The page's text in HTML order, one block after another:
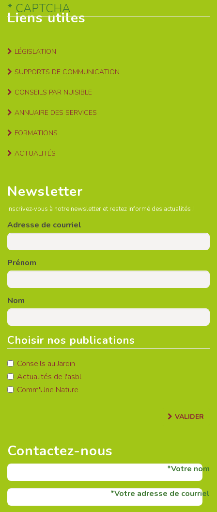
Liens utiles
LÉGISLATION
SUPPORTS DE COMMUNICATION
CONSEILS PAR NUISIBLE
ANNUAIRE DES SERVICES
FORMATIONS
ACTUALITÉS
Newsletter
Inscrivez-vous à notre newsletter et restez informé des actualités !
Adresse de courriel
Prénom
Nom
Choisir nos publications
Conseils au Jardin
Actualités de l'asbl
Comm'Une Nature
VALIDER
Contactez-nous
Votre nom
Votre adresse de courriel
CAPTCHA